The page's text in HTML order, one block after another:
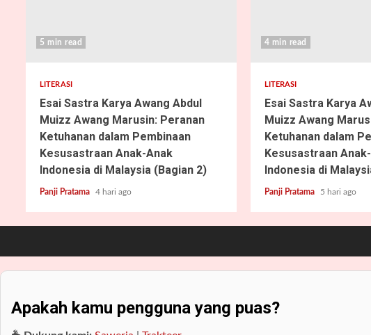
5 min read
LITERASI
Esai Sastra Karya Awang Abdul
Muizz Awang Marusin: Peranan
Ketuhanan dalam Pembinaan
Kesusastraan Anak-Anak
Indonesia di Malaysia (Bagian 2)
Panji Pratama 4 hari ago
4 min read
LITERASI
Esai Sastra Karya
Muizz Awang
Ketuhanan dalam
Kesusastraan
Indonesia di
Panji Pratama 5 hari ago
Apakah kamu pengguna yang puas?